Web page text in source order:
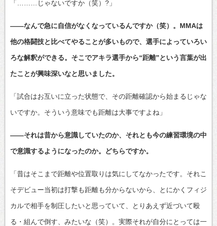
「………じゃないですか（笑）?」
――なんで急に自信がなくなっているんですか（笑）。MMAは
他の格闘技と比べてやることが多いもので、選手によっていろい
ろな解釈ができる。そこでアキラ選手から“距離”という言葉が出
たことが興味深いなと思いました。
「試合はお互いに立った状態で、その距離確認から始まるじゃな
いですか。そういう意味でも距離は大事ですよね」
――それは昔から意識していたのか、それとも今の練習環境の中
で意識するようになったのか。どちらですか。
「昔はそこまで距離や位置取りは気にしてなかったです。それこ
そデビュー当初は打撃も距離も分からないから、とにかくフィジ
カルで相手を制圧したいと思っていて、とりあえず近づいて殴
る・組んで倒す、みたいな（笑）。実際それが自分にとっては一